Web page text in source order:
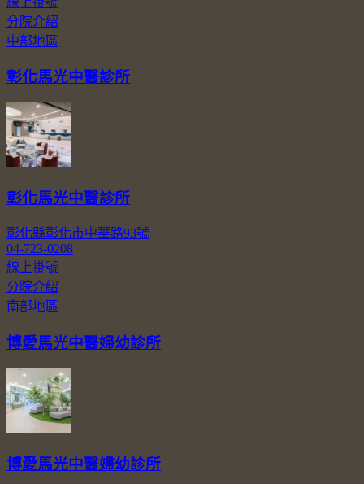
分院介紹
中部地區
彰化馬光中醫診所
彰化馬光中醫診所
彰化縣彰化市中華路93號
04-723-0208
線上掛號
分院介紹
南部地區
博愛馬光中醫婦幼診所
博愛馬光中醫婦幼診所